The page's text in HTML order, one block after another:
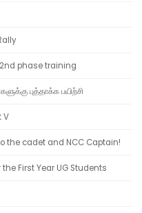
phase training
புத்தாக்க பயிற்சி
V
the cadet and NCC Captain!
First Year UG Students